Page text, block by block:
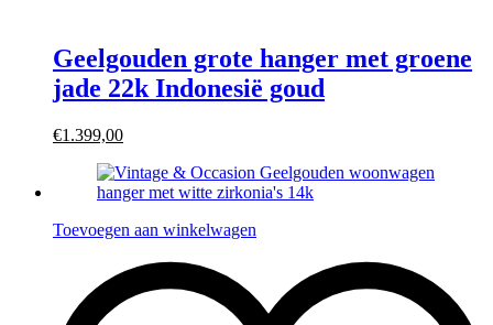
Geelgouden grote hanger met groene
jade 22k Indonesië goud
€1.399,00
Toevoegen aan winkelwagen